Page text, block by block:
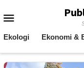
to
Ekologi Ekonomi &